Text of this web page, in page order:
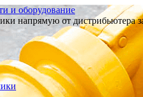
напрямую от дистрибьютера